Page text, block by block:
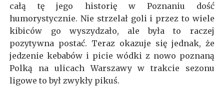
całą tę jego historię w Poznaniu dość
humorystycznie. Nie strzelał goli i przez to wiele
kibiców go wyszydzało, ale była to raczej
pozytywna postać. Teraz okazuje się jednak, że
jedzenie kebabów i picie wódki z nowo poznaną
Polką na ulicach Warszawy w trakcie sezonu
ligowe to był zwykły pikuś.